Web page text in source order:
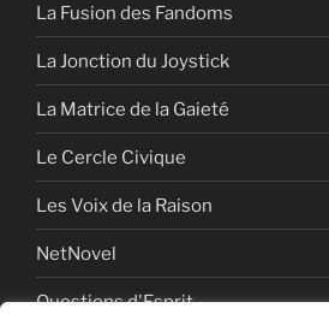
La Fusion des Fandoms
La Jonction du Joystick
La Matrice de la Gaieté
Le Cercle Civique
Les Voix de la Raison
NetNovel
Questions d'Esprit